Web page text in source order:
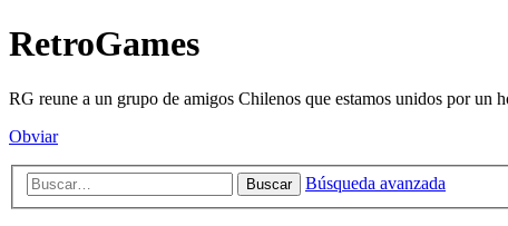
RetroGames
RG reune a un grupo de amigos Chilenos que estamos unidos por un
Obviar
Buscar Búsqueda avanzada